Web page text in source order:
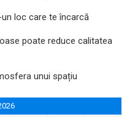
loc care te încarcă
poate reduce calitatea
unui spațiu